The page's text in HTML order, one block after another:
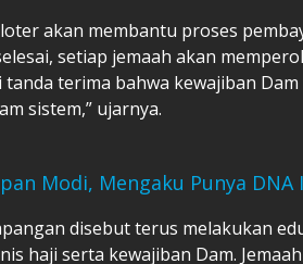
akan membantu proses
setiap jemaah akan
terima bahwa kewajiban
sistem,” ujarnya.
Modi, Mengaku Punya DNA
disebut terus melakukan
haji serta kewajiban Dam.